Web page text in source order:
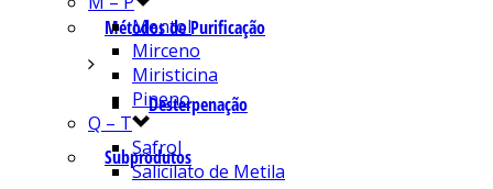
Métodos de Purificação
Desterpenação
Subprodutos
Mentol
Mirceno
Miristicina
Pineno
Q – T
Safrol
Salicilato de Metila